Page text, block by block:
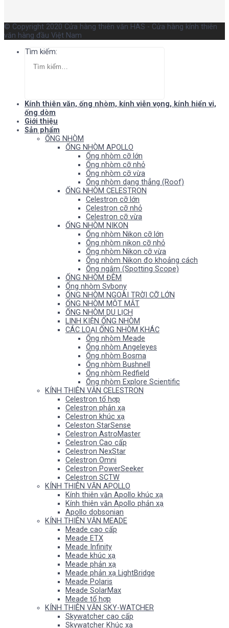
© Copyright 2020 Cửa hàng thiên văn HAS - Cửa hàng kính thiên
văn hàng đầu Việt Nam
Tìm kiếm:
Kính thiên văn, ống nhòm, kính viễn vọng, kính hiển vi,
ống dòm
Giới thiệu
Sản phẩm
ỐNG NHÒM
ỐNG NHÒM APOLLO
Ống nhòm cỡ lớn
Ống nhòm cỡ nhỏ
Ống nhòm cỡ vừa
Ống nhòm dạng thẳng (Roof)
ỐNG NHÒM CELESTRON
Celestron cỡ lớn
Celestron cỡ nhỏ
Celestron cỡ vừa
ỐNG NHÒM NIKON
Ống nhòm Nikon cỡ lớn
Ống nhòm nikon cỡ nhỏ
Ống nhòm Nikon cỡ vừa
Ống nhòm Nikon đo khoảng cách
Ống ngắm (Spotting Scope)
ỐNG NHÒM ĐÊM
Ống nhòm Svbony
ỐNG NHÒM NGOÀI TRỜI CỠ LỚN
ỐNG NHÒM MỘT MẮT
ỐNG NHÒM DU LỊCH
LINH KIỆN ỐNG NHÒM
CÁC LOẠI ỐNG NHÒM KHÁC
Ống nhòm Meade
Ống nhòm Angeleyes
Ống nhòm Bosma
Ống nhòm Bushnell
Ống nhòm Redfield
Ống nhòm Explore Scientific
KÍNH THIÊN VĂN CELESTRON
Celestron tổ hợp
Celestron phản xạ
Celestron khúc xạ
Celeston StarSense
Celestron AstroMaster
Celestron Cao cấp
Celestron NexStar
Celestron Omni
Celestron PowerSeeker
Celestron SCTW
KÍNH THIÊN VĂN APOLLO
Kính thiên văn Apollo khúc xạ
Kính thiên văn Apollo phản xạ
Apollo dobsonian
KÍNH THIÊN VĂN MEADE
Meade cao cấp
Meade ETX
Meade Infinity
Meade khúc xạ
Meade phản xạ
Meade phản xạ LightBridge
Meade Polaris
Meade SolarMax
Meade tổ hợp
KÍNH THIÊN VĂN SKY-WATCHER
Skywatcher cao cấp
Skywatcher Khúc xạ